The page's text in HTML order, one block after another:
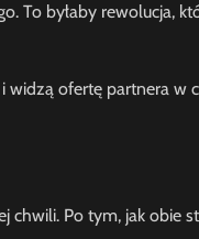
To byłaby rewolucja,
widzą ofertę partnera w
chwili. Po tym, jak obie